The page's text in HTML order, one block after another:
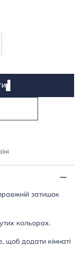
затишок
кольорах.
щоб додати кімнаті